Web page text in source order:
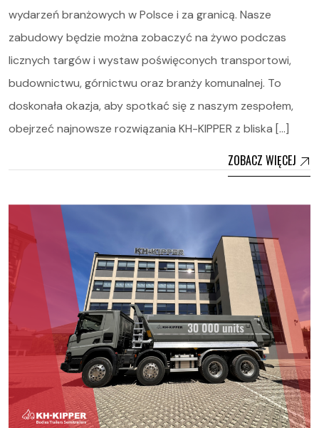
STOCK
wydarzeń branżowych w Polsce i za granicą. Nasze
zabudowy będzie można zobaczyć na żywo podczas
licznych targów i wystaw poświęconych transportowi,
budownictwu, górnictwu oraz branży komunalnej. To
doskonała okazja, aby spotkać się z naszym zespołem,
obejrzeć najnowsze rozwiązania KH-KIPPER z bliska […]
ZOBACZ WIĘCEJ